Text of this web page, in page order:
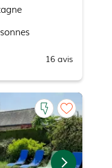
s
16 avis